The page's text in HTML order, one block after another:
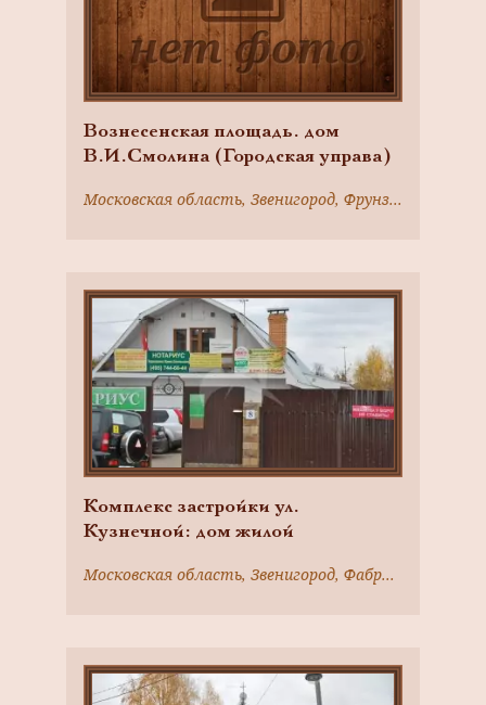
Вознесенская площадь. дом
В.И.Смолина (Городская управа)
Московская область, Звенигород, Фрунзе ул., 34
Комплекс застройки ул.
Кузнечной: дом жилой
Московская область, Звенигород, Фабричного ул., 8